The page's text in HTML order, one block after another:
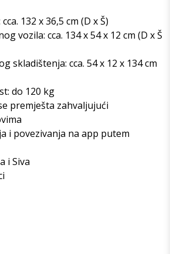
132 x 36,5 cm (D x Š)
vozila: cca. 134 x 54 x 12 cm (D x Š
skladištenja: cca. 54 x 12 x 134 cm
do 120 kg
premješta zahvaljujući
i povezivanja na app putem
i Siva